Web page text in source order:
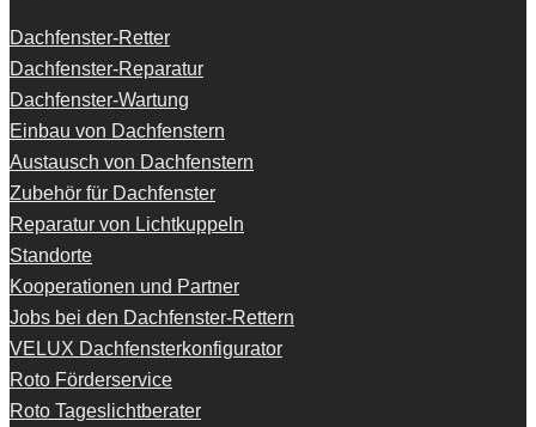
Dachfenster-Retter
Dachfenster-Reparatur
Dachfenster-Wartung
Einbau von Dachfenstern
Austausch von Dachfenstern
Zubehör für Dachfenster
Reparatur von Lichtkuppeln
Standorte
Kooperationen und Partner
Jobs bei den Dachfenster-Rettern
VELUX Dachfensterkonfigurator
Roto Förderservice
Roto Tageslichtberater